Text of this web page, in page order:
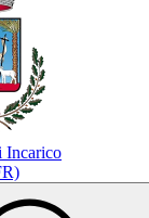
Incarico